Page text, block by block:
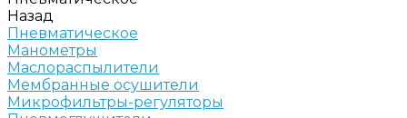
Назад
Пневматическое
Манометры
Маслораспылители
Мембранные осушители
Микрофильтры-регуляторы